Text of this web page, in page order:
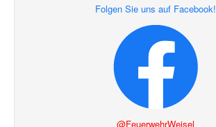
Folgen Sie uns auf Facebook!
@FeuerwehrWeisel